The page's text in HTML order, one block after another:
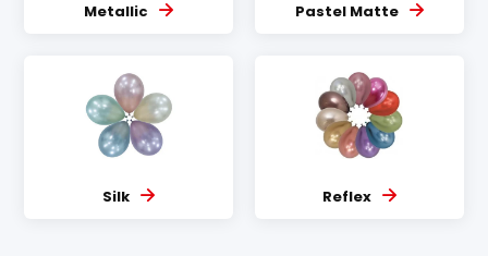
Metallic Pastel Matte
Silk Reflex